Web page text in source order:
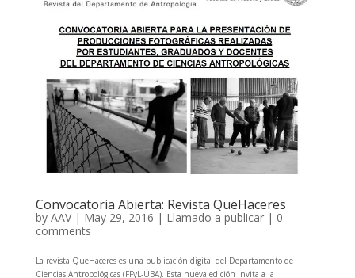
Convocatoria Abierta: Revista QueHaceres
by AAV| May 29, 2016 | Llamado a publicar| 0
comments
La revista QueHaceres es una publicación digital del Departamento de
Ciencias Antropológicas (FFyL-UBA). Esta nueva edición invita a la